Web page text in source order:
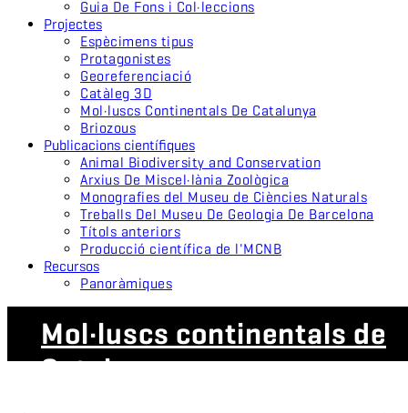
Guia De Fons i Col·leccions
Projectes
Espècimens tipus
Protagonistes
Georeferenciació
Catàleg 3D
Mol·luscs Continentals De Catalunya
Briozous
Publicacions científiques
Animal Biodiversity and Conservation
Arxius De Miscel·lània Zoològica
Monografies del Museu de Ciències Naturals
Treballs Del Museu De Geologia De Barcelona
Títols anteriors
Producció científica de l'MCNB
Recursos
Panoràmiques
Mol·luscs continentals de
Catalunya